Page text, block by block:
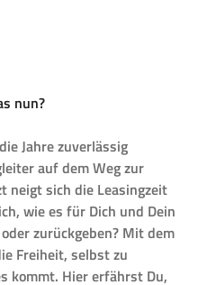
nun?
Jahre zuverlässig
auf dem Weg zur
neigt sich die Leasingzeit
wie es für Dich und Dein
zurückgeben? Mit dem
Freiheit, selbst zu
kommt. Hier erfährst Du,